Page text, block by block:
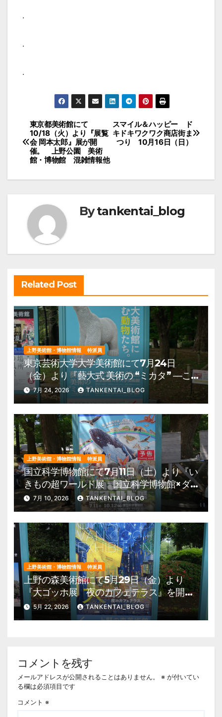
.
.
.
投
稿
ナ
シ
ョ
ン
スマイル＆ハッピー ド
キドキワクワク商店街ま
つり 10月16日（日）
東京都美術館にて
10/18（火）より『展覧
会 岡本太郎』展が開
催。 上野公園 美術
館・博物館 混雑情報他
Bytankentai_blog
Related Post
上野美術館・博物館情報 特派員
東京芸術大学大学美術館にて7月24日
（金）より『藝大式 美術の “ミカタ” ―こ
の夏、藝大生になる―』を開催。 上野公
園 美術館・博物館 混雑情報他
7月 24, 2026 TANKENTAI_BLOG
上野美術館・博物館情報 特派員
国立科学博物館にて7月11日（土）より『い
きもの超ワールド展 国立科学博物館×ダ
ーウィンが来た！』を開催。 上野公園
美術館・博物館 混雑情報他
7月 10, 2026 TANKENTAI_BLOG
上野美術館・博物館情報 特派員
上野の森美術館にて5月29日（金）より
『大ゴッホ展 夜のカフェテラス』を開
催。 上野公園 美術館・博物館 混雑情
報他
5月 22, 2026 TANKENTAI_BLOG
コメントを残す
メールアドレスが公開されることはありません。 ※ が付いてい
る欄は必須項目です
コメント ※